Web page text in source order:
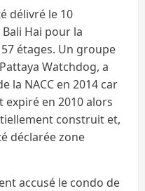
délivré le 10
Hai pour la
étages. Un groupe
Watchdog, a
la NACC en 2014 car
en 2010 alors
construit et,
déclarée zone
accusé le condo de